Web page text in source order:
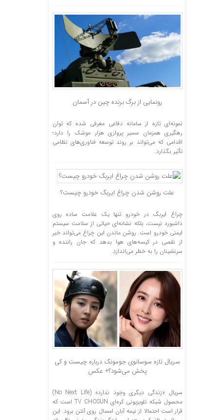
رونمایی از برگ برنده چین در آسمان
نمونه‌ای تازه از سامانه دفاعی معرفی شده که توان
رهگیری همزمان مسیر پروازی هزار موشک را دارد؛
اقدامی که می‌تواند بر روند توسعه فناوری‌های نظامی
تأثیر بگذارد.
علت روشن شدن چراغ ایربگ خودرو چیست؟
چراغ ایربگ در خودرو تنها یک علامت ساده روی
داشبورد نیست، بلکه نشانه‌ای حیاتی از سلامت سیستم
ایمنی خودرو است. روشن ماندن این چراغ می‌تواند خبر
از نقصی در کیسه‌های هوا بدهد که جان راننده و
سرنشینان را به خطر می‌اندازد.
سریال تازه سوسانوی جومونگ درباره چیست و کی
پخش می‌شود؟+ عکس
سریال «زندگی دیگری وجود ندارد» (No Next Life)
محصول شبکه تلویزیونی کره‌ای TV CHOSUN است که
قرار است احتمالا از نیمه آبان امسال روی آنتن برود. این